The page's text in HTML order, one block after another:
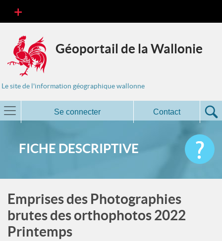
Géoportail de la Wallonie
Le site de l'information géographique wallonne
Se connecter Contact
FICHE DESCRIPTIVE
Emprises des Photographies
brutes des orthophotos 2022
Printemps